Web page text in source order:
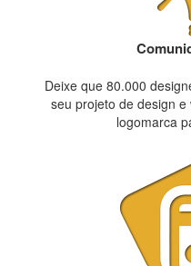
Deixe que 80.000
seu projeto de design
logomarca